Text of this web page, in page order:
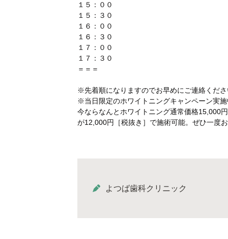
１５：００
１５：３０
１６：００
１６：３０
１７：００
１７：３０
＝＝＝
※先着順になりますのでお早めにご連絡くだ
※当日限定のホワイトニングキャンペーン実
今ならなんとホワイトニング通常価格15,000
が12,000円［税抜き］で施術可能。ぜひ一度
よつば歯科クリニック